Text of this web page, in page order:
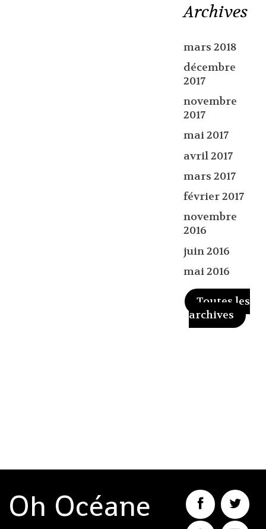
Archives
mars 2018
décembre
2017
novembre
2017
mai 2017
avril 2017
mars 2017
février 2017
novembre
2016
juin 2016
mai 2016
Toutes les
archives
Oh Océane